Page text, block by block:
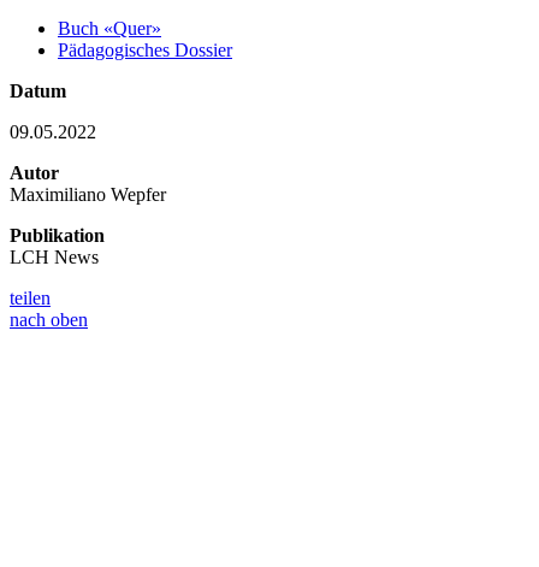
Buch «Quer»
Pädagogisches Dossier
Datum
09.05.2022
Autor
Maximiliano Wepfer
Publikation
LCH News
teilen
nach oben